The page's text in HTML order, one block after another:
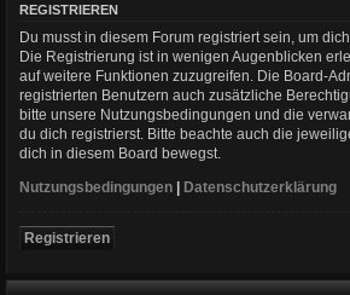
REGISTRIEREN
Du musst in diesem Forum registriert sein, um
Die Registrierung ist in wenigen Augenblicken
auf weitere Funktionen zuzugreifen. Die Board-
registrierten Benutzern auch zusätzliche
bitte unsere Nutzungsbedingungen und die
du dich registrierst. Bitte beachte auch die
dich in diesem Board bewegst.
Nutzungsbedingungen
Datenschutzerklärung
Registrieren